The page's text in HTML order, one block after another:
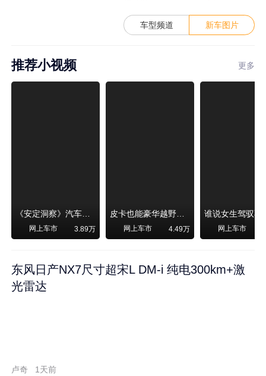
车型频道 新车图片
推荐小视频 更多
《安定洞察》汽车烧不烧油，和石油安全无关！
网上车市 3.89万
皮卡也能豪华越野！纵横F700上市，限时卖29.99万起
网上车市 4.49万 网上车市
东风日产NX7尺寸超宋L DM-i 纯电300km+激
光雷达
卢奇 1天前